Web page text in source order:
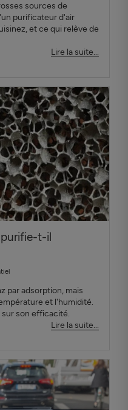
sources de
purificateur d'air
et ce qui relève de
Lire la suite...
t-il
par adsorption, mais
et l'humidité.
son efficacité.
Lire la suite...